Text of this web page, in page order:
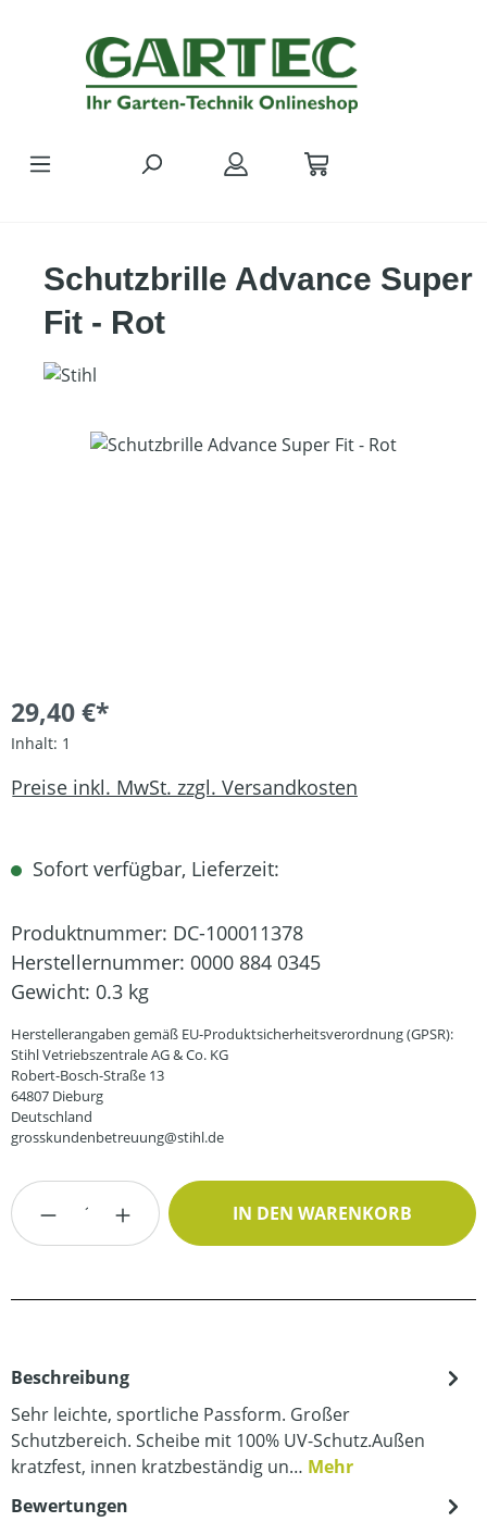
Schutzbrille Advance Super
Fit - Rot
Bildergalerie überspringen
29,40 €*
Inhalt: 1
Preise inkl. MwSt. zzgl. Versandkosten
Sofort verfügbar, Lieferzeit:
Produktnummer: DC-100011378
Herstellernummer: 0000 884 0345
Gewicht: 0.3 kg
Herstellerangaben gemäß EU-Produktsicherheitsverordnung (GPSR):
Stihl Vetriebszentrale AG & Co. KG
Robert-Bosch-Straße 13
64807 Dieburg
Deutschland
grosskundenbetreuung@stihl.de
Produkt Anzahl: Gib den gewünschten
IN DEN WARENKORB
Beschreibung
Sehr leichte, sportliche Passform. Großer
Schutzbereich. Scheibe mit 100% UV-Schutz.Außen
kratzfest, innen kratzbeständig un… Mehr
Bewertungen